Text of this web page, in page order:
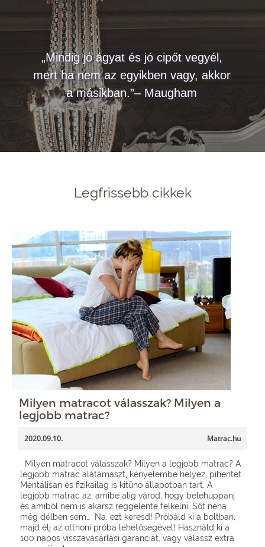
„Mindig jó ágyat és jó cipőt vegyél,
mert ha nem az egyikben vagy, akkor
a másikban.”– Maugham
Legfrissebb cikkek
Milyen matracot válasszak? Milyen a
legjobb matrac?
2020.09.10. Matrac.hu
Milyen matracot válasszak? Milyen a legjobb matrac? A
legjobb matrac alátámaszt, kényelembe helyez, pihentet.
Mentálisan és fizikailag is kitűnő állapotban tart. A
legjobb matrac az, amibe alig várod, hogy belehuppanj
és amiből nem is akarsz reggelente felkelni. Sőt néha
még délben sem… Na, ezt keresd! Próbáld ki a boltban,
majd élj az otthoni próba lehetőségével! Használd ki a
100 napos visszavásárlási garanciát, vagy válassz extra